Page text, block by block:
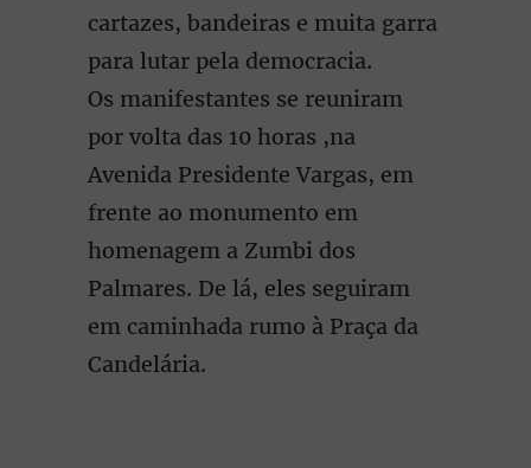
cartazes, bandeiras e muita garra
para lutar pela democracia.
Os manifestantes se reuniram
por volta das 10 horas ,na
Avenida Presidente Vargas, em
frente ao monumento em
homenagem a Zumbi dos
Palmares. De lá, eles seguiram
em caminhada rumo à Praça da
Candelária.